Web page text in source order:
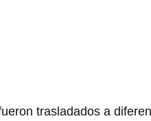
trasladados a